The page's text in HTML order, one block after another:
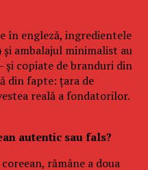
în engleză, ingredientele
și ambalajul minimalist au
copiate de branduri din
din fapte: țara de
reală a fondatorilor.
autentic sau fals?
rămâne a doua